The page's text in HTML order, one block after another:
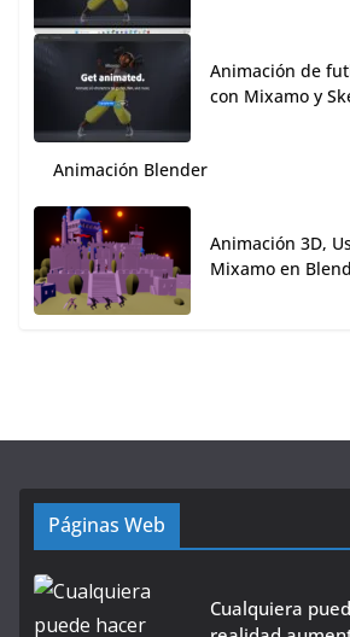
Animación de
con Mixamo y
Animación Blender
Animación 3D,
Mixamo en
Páginas Web
Cualquiera